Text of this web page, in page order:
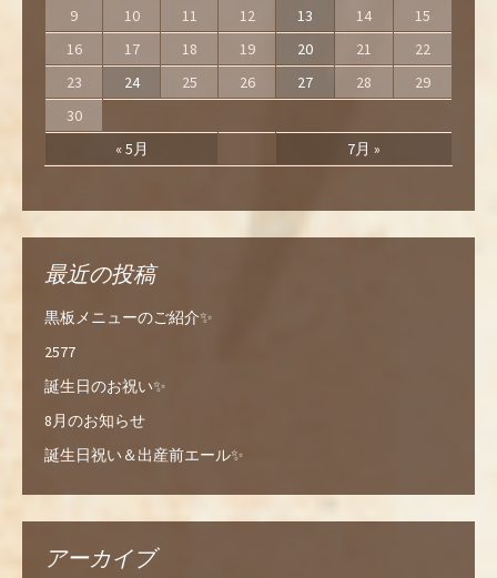
« 5月 7月 »
9 10 11 12 13 14
15
16
17 18 19 20 21
22
23
24 25 26 27 28
29
30
最近の投稿
黒板メニューのご紹介✨
2577
誕生日のお祝い✨
8月のお知らせ
誕生日祝い＆出産前エール✨
アーカイブ